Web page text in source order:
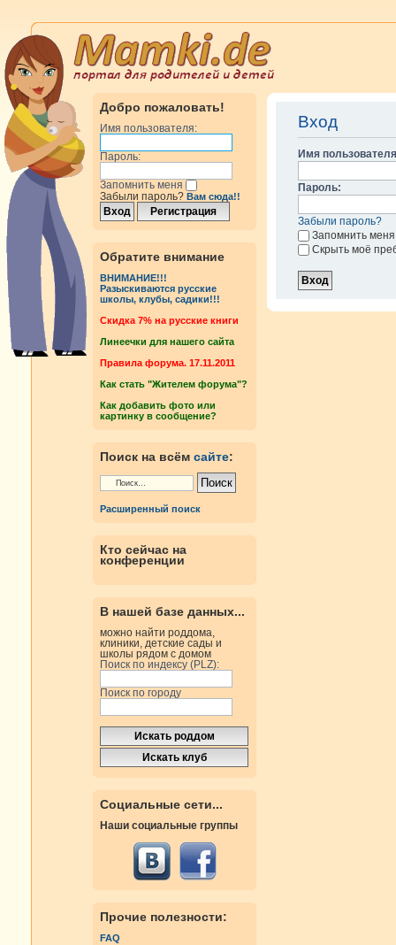
Добро пожаловать!
Имя пользователя:
Пароль:
Запомнить меня
Забыли пароль? Вам сюда!!
Обратите внимание
ВНИМАНИЕ!!!
Разыскиваются русские
школы, клубы, садики!!!
Cкидка 7% на русские книги
Линеечки для нашего сайта
Правила форума. 17.11.2011
Как стать "Жителем форума"?
Как добавить фото или
картинку в сообщение?
Поиск на всём сайте:
Расширенный поиск
Кто сейчас на
конференции
В нашей базе данных...
можно найти роддома,
клиники, детские сады и
школы рядом с домом
Поиск по индексу (PLZ):
Поиск по городу
Социальные сети...
Наши социальные группы
Прочие полезности:
FAQ
Вход
Имя
Пароль:
Забыли пароль?
Запомнить меня
Скрыть моё